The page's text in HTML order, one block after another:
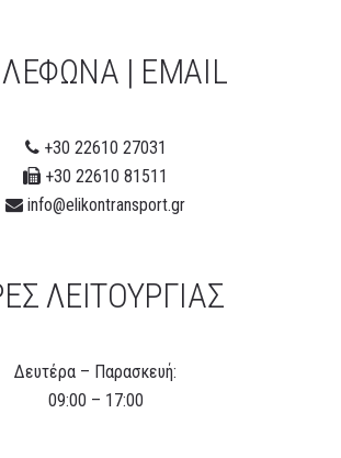
| EMAIL
+30 22610 27031
+30 22610 81511
info@elikontransport.gr
ΛΕΙΤΟΥΡΓΙΑΣ
Δευτέρα – Παρασκευή:
09:00 – 17:00